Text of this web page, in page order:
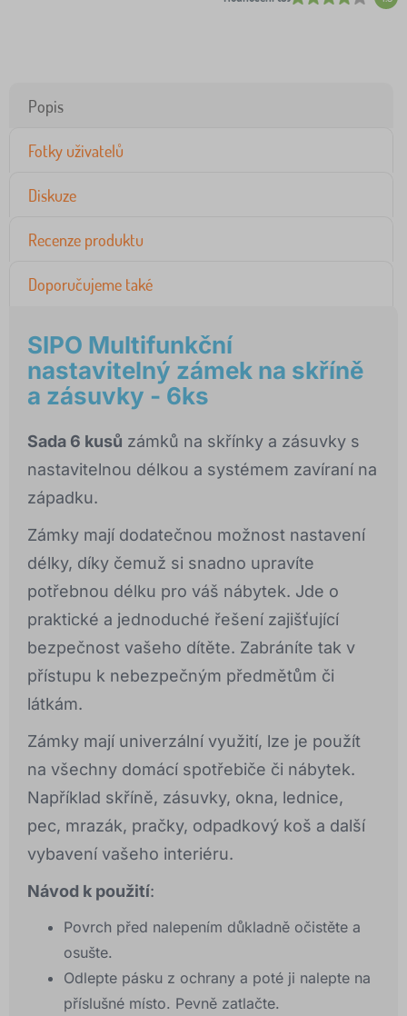
Popis
Fotky uživatelů
Diskuze
Recenze produktu
Doporučujeme také
SIPO Multifunkční
nastavitelný zámek na skříně
a zásuvky - 6ks
Sada 6 kusů zámků na skřínky a zásuvky s
nastavitelnou délkou a systémem zavíraní na
západku.
Zámky mají dodatečnou možnost nastavení
délky, díky čemuž si snadno upravíte
potřebnou délku pro váš nábytek. Jde o
praktické a jednoduché řešení zajišťující
bezpečnost vašeho dítěte. Zabráníte tak v
přístupu k nebezpečným předmětům či
látkám.
Zámky mají univerzální využití, lze je použít
na všechny domácí spotřebiče či nábytek.
Například skříně, zásuvky, okna, lednice,
pec, mrazák, pračky, odpadkový koš a další
vybavení vašeho interiéru.
Návod k použití:
Povrch před nalepením důkladně očistěte a
osušte.
Odlepte pásku z ochrany a poté ji nalepte na
příslušné místo. Pevně zatlačte.